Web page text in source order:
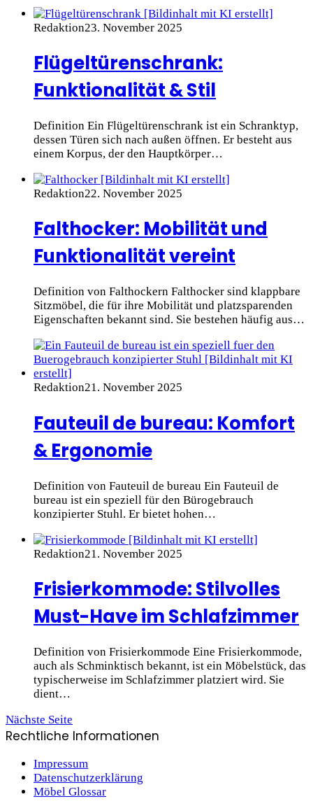
Redaktion23. November 2025
Flügeltürenschrank:
Funktionalität & Stil
Definition Ein Flügeltürenschrank ist ein Schranktyp,
dessen Türen sich nach außen öffnen. Er besteht aus
einem Korpus, der den Hauptkörper…
Redaktion22. November 2025
Falthocker: Mobilität und
Funktionalität vereint
Definition von Falthockern Falthocker sind klappbare
Sitzmöbel, die für ihre Mobilität und platzsparenden
Eigenschaften bekannt sind. Sie bestehen häufig aus…
Redaktion21. November 2025
Fauteuil de bureau: Komfort
& Ergonomie
Definition von Fauteuil de bureau Ein Fauteuil de
bureau ist ein speziell für den Bürogebrauch
konzipierter Stuhl. Er bietet hohen…
Redaktion21. November 2025
Frisierkommode: Stilvolles
Must-Have im Schlafzimmer
Definition von Frisierkommode Eine Frisierkommode,
auch als Schminktisch bekannt, ist ein Möbelstück, das
typischerweise im Schlafzimmer platziert wird. Sie
dient…
Nächste Seite
Rechtliche Informationen
Impressum
Datenschutzerklärung
Möbel Glossar